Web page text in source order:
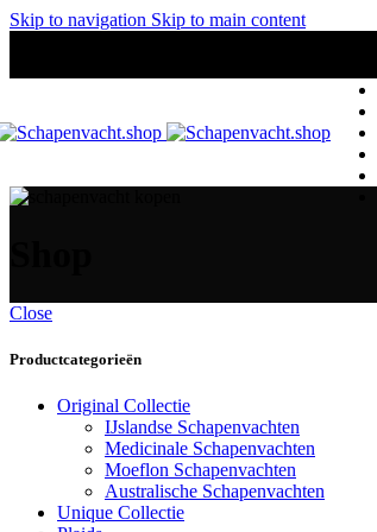
Skip to navigation Skip to main content
Close
Productcategorieën
Original Collectie
IJslandse Schapenvachten
Medicinale Schapenvachten
Moeflon Schapenvachten
Australische Schapenvachten
Unique Collectie